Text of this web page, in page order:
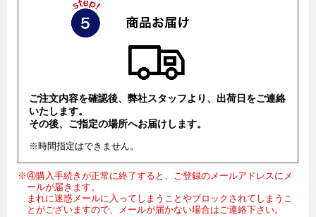
ご注文内容を確認後、弊社スタッフより、出荷日をご連絡
いたします。
その後、ご指定の場所へお届けします。
※時間指定はできません。
※④購入手続きが正常に終了すると、ご登録のメールアドレスにメ
ールが届きます。
まれに迷惑メールに入ってしまうことやブロックされてしまうこ
とがございますので、メールが届かない場合はご連絡下さい。